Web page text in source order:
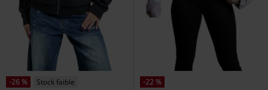
-26 %
Stock faible
-22 %